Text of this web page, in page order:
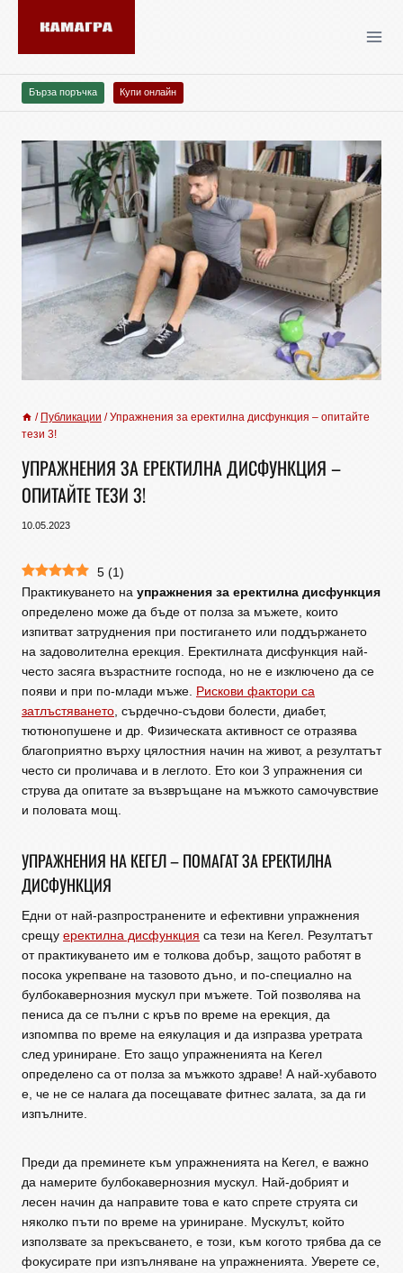
Бърза поръчка Купи онлайн
/ Публикации / Упражнения за еректилна дисфункция – опитайте
тези 3!
УПРАЖНЕНИЯ ЗА ЕРЕКТИЛНА ДИСФУНКЦИЯ –
ОПИТАЙТЕ ТЕЗИ 3!
10.05.2023
5 (1)
Практикуването на упражнения за еректилна дисфункция
определено може да бъде от полза за мъжете, които
изпитват затруднения при постигането или поддържането
на задоволителна ерекция. Еректилната дисфункция най-
често засяга възрастните господа, но не е изключено да се
появи и при по-млади мъже. Рискови фактори са
затлъстяването, сърдечно-съдови болести, диабет,
тютюнопушене и др. Физическата активност се отразява
благоприятно върху цялостния начин на живот, а резултатът
често си проличава и в леглото. Ето кои 3 упражнения си
струва да опитате за възвръщане на мъжкото самочувствие
и половата мощ.
УПРАЖНЕНИЯ НА КЕГЕЛ – ПОМАГАТ ЗА ЕРЕКТИЛНА
ДИСФУНКЦИЯ
Едни от най-разпространените и ефективни упражнения
срещу еректилна дисфункция са тези на Кегел. Резултатът
от практикуването им е толкова добър, защото работят в
посока укрепване на тазовото дъно, и по-специално на
булбокавернозния мускул при мъжете. Той позволява на
пениса да се пълни с кръв по време на ерекция, да
изпомпва по време на еякулация и да изпразва уретрата
след уриниране. Ето защо упражненията на Кегел
определено са от полза за мъжкото здраве! А най-хубавото
е, че не се налага да посещавате фитнес залата, за да ги
изпълните.
Преди да преминете към упражненията на Кегел, е важно
да намерите булбокавернозния мускул. Най-добрият и
лесен начин да направите това е като спрете струята си
няколко пъти по време на уриниране. Мускулът, който
използвате за прекъсването, е този, към когото трябва да се
фокусирате при изпълняване на упражненията. Уверете се,